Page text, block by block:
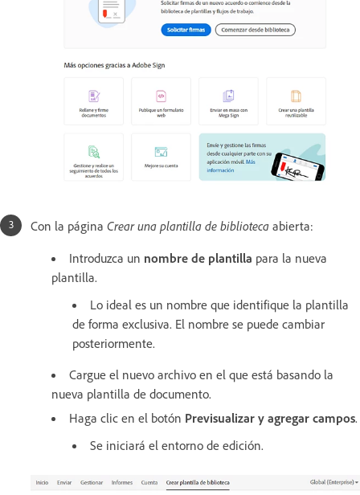
Con la página Crear una plantilla de biblioteca abierta:
Introduzca un nombre de plantilla para la nueva
plantilla.
Lo ideal es un nombre que identifique la plantilla
de forma exclusiva. El nombre se puede cambiar
posteriormente.
Cargue el nuevo archivo en el que está basando la
nueva plantilla de documento.
Haga clic en el botón Previsualizar y agregar campos.
Se iniciará el entorno de edición.